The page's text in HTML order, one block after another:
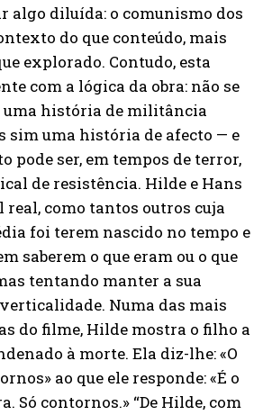
algo diluída: o comunismo dos
do que conteúdo, mais
explorado. Contudo, esta
com a lógica da obra: não se
uma história de militância
sim uma história de afecto — e
pode ser, em tempos de terror,
de resistência. Hilde e Hans
real, como tantos outros cuja
foi terem nascido no tempo e
saberem o que eram ou o que
tentando manter a sua
Numa das mais
do filme, Hilde mostra o filho a
à morte. Ela diz-lhe: «O
ao que ele responde: «É o
Só contornos.» “De Hilde, com